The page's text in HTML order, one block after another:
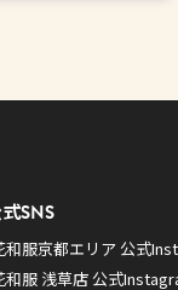
SNS
和服京都エリア 公式
和服 浅草店 公式